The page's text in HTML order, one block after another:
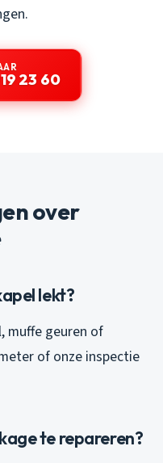
23 60
over
lekt?
muffe geuren of
of onze inspectie
te repareren?